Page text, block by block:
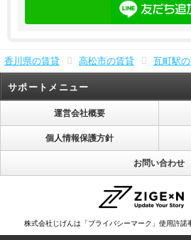
香川県の賃貸 高松市の賃貸 瓦町駅
サポートメニュー
運営会社概要
個人情報保護方針
お問い合わせ
株式会社じげんは「プライバシーマーク」使用許諾